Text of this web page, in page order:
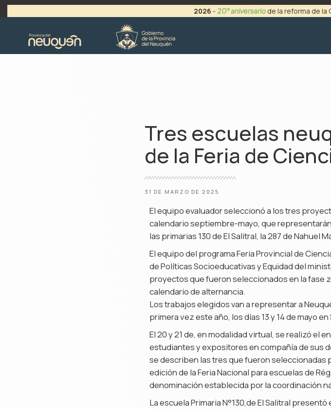
2026 - 20° aniversario de la reforma de la
Tres escuelas
de la Feria de
31 DE MARZO DE 2025
El equipo evaluador seleccionó a los tres
calendario septiembre-mayo, que
las primarias 130 de El Salitral, la 287 de Nahuel
El equipo del programa Feria Provincial de
de Políticas Socioeducativas y Equidad del
proyectos que fueron seleccionados en la fase
calendario de alternancia.
Los trabajos elegidos van a representar a
primera vez este año, los días 13 y 14 de mayo
El 20 y 21 de, en modalidad virtual, se realizó el
estudiantes y expositores en compañía de sus
se describen las tres que fueron seleccionadas
edición de la Feria Nacional para escuelas de
denominación establecida por la coordinación
La escuela Primaria N°130,de El Salitral